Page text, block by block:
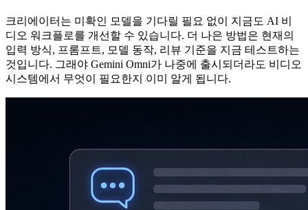
크리에이터는 미확인 모델을 기다릴 필요 없이 지금도 AI 비
디오 워크플로를 개선할 수 있습니다. 더 나은 방법은 현재의
입력 방식, 프롬프트, 모델 동작, 리뷰 기준을 지금 테스트하는
것입니다. 그래야 Gemini Omni가 나중에 출시되더라도 비디오
시스템에서 무엇이 필요한지 이미 알게 됩니다.